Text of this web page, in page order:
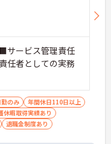
サービス管理責任
任者としての実務
勤のみ
年間休日110日以上
休暇取得実績あり
退職金制度あり